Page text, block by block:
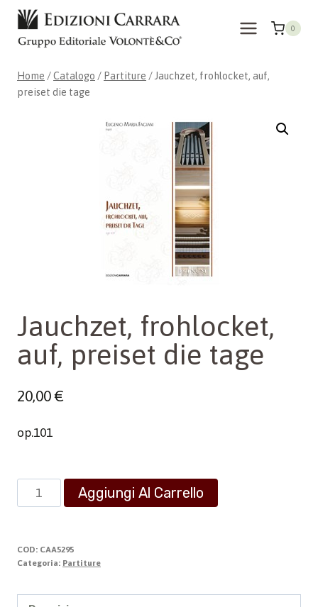
Salta
contenuto
0
Home /Catalogo / Partiture / Jauchzet, frohlocket, auf,
preiset die tage
Jauchzet, frohlocket,
auf, preiset die tage
20,00€
op.101
Jauchzet,
frohlocket,
preiset
die
quantità
Aggiungi Al Carrello
COD: CAA5295
Categoria: Partiture